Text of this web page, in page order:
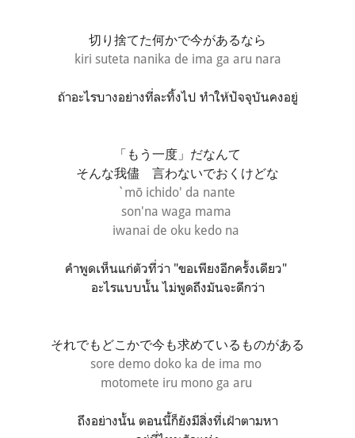
切り捨てた何かで今があるなら
kiri suteta nanika de ima ga aru nara
ถ้าอะไรบางอย่างที่ละทิ้งไป ทำให้ปัจจุบันคงอยู่
「もう一度」だなんて
そんな我儘 言わないでおくけどな
`mō ichido' da nante
son'na waga mama
iwanai de oku kedo na
คำพูดเห็นแก่ตัวที่ว่า "ขอเพียงอีกครั้งเดียว"
อะไรแบบนั้น ไม่พูดถึงมันจะดีกว่า
それでもどこかで今も求めているものがある
sore demo doko ka de ima mo
motomete iru mono ga aru
ถึงอย่างนั้น ตอนนี้ก็ยังมีสิ่งที่เฝ้าตามหา